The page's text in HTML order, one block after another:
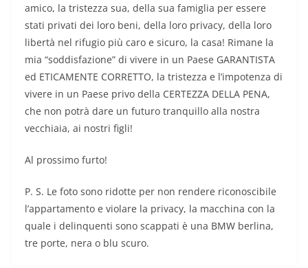
amico, la tristezza sua, della sua famiglia per essere
stati privati dei loro beni, della loro privacy, della loro
libertà nel rifugio più caro e sicuro, la casa! Rimane la
mia “soddisfazione” di vivere in un Paese GARANTISTA
ed ETICAMENTE CORRETTO, la tristezza e l’impotenza di
vivere in un Paese privo della CERTEZZA DELLA PENA,
che non potrà dare un futuro tranquillo alla nostra
vecchiaia, ai nostri figli!
Al prossimo furto!
P. S. Le foto sono ridotte per non rendere riconoscibile
l’appartamento e violare la privacy, la macchina con la
quale i delinquenti sono scappati è una BMW berlina,
tre porte, nera o blu scuro.